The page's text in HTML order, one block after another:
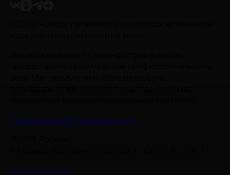
Политика Конфиденциальности
info@nmgdoc.ru